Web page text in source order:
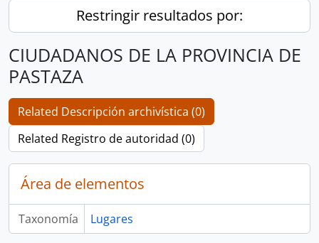
Restringir resultados por:
CIUDADANOS DE LA PROVINCIA DE
PASTAZA
Related Descripción archivística (0)
Related Registro de autoridad (0)
Área de elementos
Taxonomía Lugares